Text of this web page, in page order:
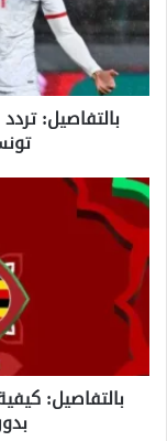
مباراة
تنزانيا
ضد
تونس
الثلاثاء
بالتفاصيل: تردد
بالتفاصيل:
كيفية
مشاهدة
بث
مباشر
أوغندا
ضد
نيجيريا
بدون
تشفير
بالتفاصيل: